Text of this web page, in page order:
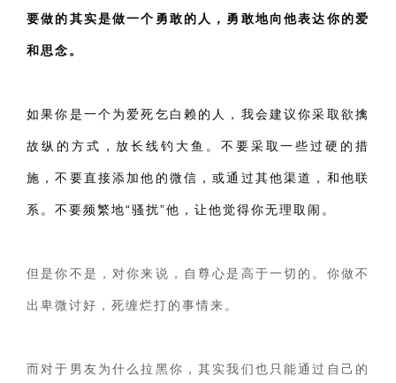
要做的其实是做一个勇敢的人，勇敢地向他表达你的爱
和思念。
如果你是一个为爱死乞白赖的人，我会建议你采取欲擒
故纵的方式，放长线钓大鱼。 不要采取一些过硬的措
施，不要直接添加他的微信，或通过其他渠道，和他联
系。不要频繁地“骚扰”他，让他觉得你无理取闹。
但是你不是，对你来说，自尊心是高于一切的。你做不
出卑微讨好，死缠烂打的事情来。
而对于男友为什么拉黑你，其实我们也只能通过自己的